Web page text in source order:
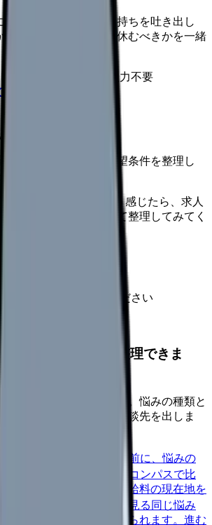
は進みません。今の気持ちを吐き出し
、辞めるべきか、少し休むべきかを一緒
売りなし
病院名は入力不要
ら相談する
求人
護師さんへ。まずは希望条件を整理し
ます。
までいいのかな...」そう感じたら、求人
認したい不安を分けて整理してみてく
最新情報を確認してください
職すべきサインか整理できま
ていなくても大丈夫です。悩みの種類と
次に見るべき記事と相談先を出しま
診断
辞めるべきか迷う前に、悩みの
します。
給料コンパスで比
数・施設形態から、今の給料の現在地を
匿名掲示板で本音を見る 同じ悩み
場だけの問題か確かめられます。 進む